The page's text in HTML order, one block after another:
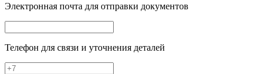
Электронная почта для отправки документов
Телефон для связи и уточнения деталей